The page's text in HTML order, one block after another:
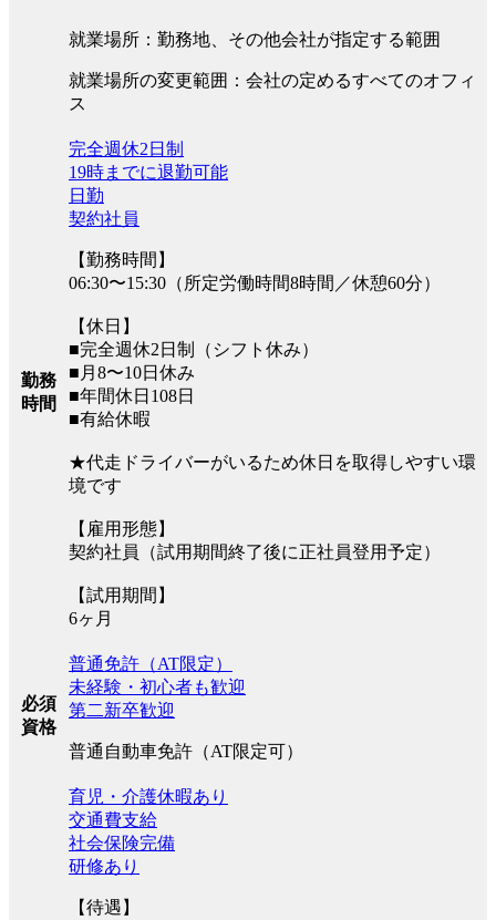
就業場所：勤務地、その他会社が指定する範囲
就業場所の変更範囲：会社の定めるすべてのオフィ
ス
勤務
時間
完全週休2日制
19時までに退勤可能
日勤
契約社員
【勤務時間】
06:30〜15:30（所定労働時間8時間／休憩60分）
【休日】
■完全週休2日制（シフト休み）
■月8〜10日休み
■年間休日108日
■有給休暇
★代走ドライバーがいるため休日を取得しやすい環
境です
【雇用形態】
契約社員（試用期間終了後に正社員登用予定）
【試用期間】
6ヶ月
必須
資格
普通免許（AT限定）
未経験・初心者も歓迎
第二新卒歓迎
普通自動車免許（AT限定可）
育児・介護休暇あり
交通費支給
社会保険完備
研修あり
【待遇】